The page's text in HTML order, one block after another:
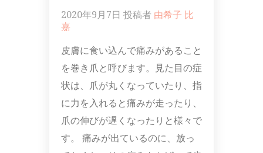
2020年9月7日 投稿者 由希子 比
嘉
皮膚に食い込んで痛みがあること
を巻き爪と呼びます。見た目の症
状は、爪が丸くなっていたり、指
に力を入れると痛みが走ったり、
爪の伸びが遅くなったりと様々で
す。 痛みが出ているのに、放っ